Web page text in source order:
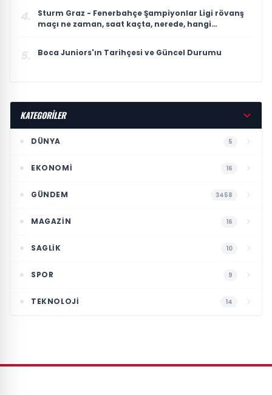
4.
Sturm Graz - Fenerbahçe Şampiyonlar Ligi rövanş
maçı ne zaman, saat kaçta, nerede, hangi
5. Boca Juniors'ın Tarihçesi ve Güncel Durumu
KATEGORİLER
DÜNYA 5
EKONOMI 16
GÜNDEM 3458
MAGAZIN 16
SAGLIK 10
SPOR 9
TEKNOLOJI 14